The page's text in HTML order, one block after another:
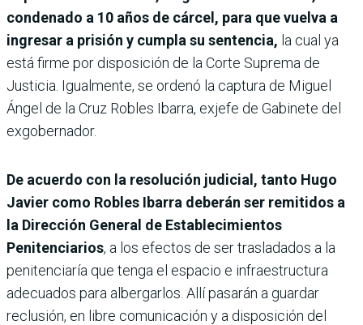
condenado a 10 años de cárcel, para que vuelva a
ingresar a prisión y cumpla su sentencia, la cual ya
está firme por disposición de la Corte Suprema de
Justicia. Igualmente, se ordenó la captura de Miguel
Ángel de la Cruz Robles Ibarra, exjefe de Gabinete del
exgobernador.
De acuerdo con la resolución judicial, tanto Hugo
Javier como Robles Ibarra deberán ser remitidos a
la Dirección General de Establecimientos
Penitenciarios, a los efectos de ser trasladados a la
penitenciaría que tenga el espacio e infraestructura
adecuados para albergarlos. Allí pasarán a guardar
reclusión, en libre comunicación y a disposición del